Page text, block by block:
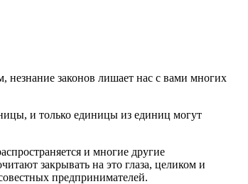
незнание законов лишает нас с вами многих
и только единицы из единиц могут
и многие другие
закрывать на это глаза, целиком и
предпринимателей.